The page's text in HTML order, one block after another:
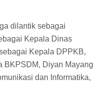
dilantik sebagai
Kepala Dinas
Kepala DPPKB,
BKPSDM, Diyan Mayang
dan Informatika,